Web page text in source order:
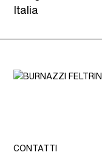
Italia
CONTATTI